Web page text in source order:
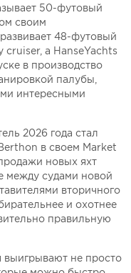
50-футовый
своим
48-футовый
а HanseYachts
в производство
палубы,
интересными
2026 года стал
в своем Market
новых яхт
между судами новой
вторичного
и охотнее
правильную
выигрывают не просто